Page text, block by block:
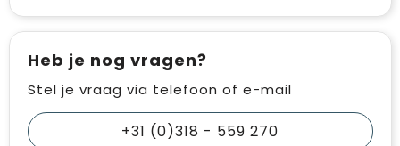
Heb je nog vragen?
Stel je vraag via telefoon of e-mail
+31 (0)318 - 559 270